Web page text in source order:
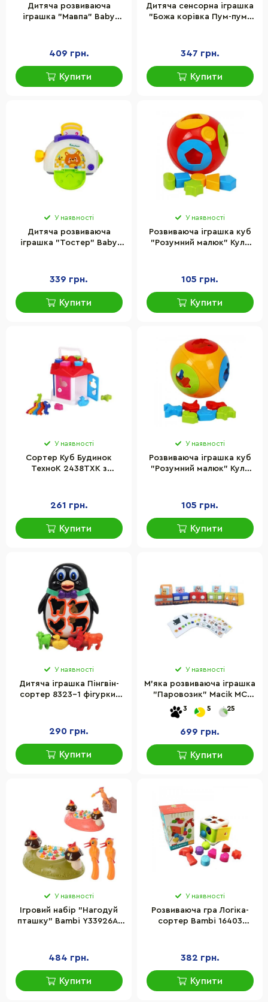
Дитяча розвиваюча
іграшка "Мавпа" Baby
409 грн.
Купити
Дитяча сенсорна іграшка
"Божа корівка Пум-пум"
347 грн.
Купити
У наявності
Дитяча розвиваюча
іграшка "Тостер" Baby
339 грн.
Купити
У наявності
Розвиваюча іграшка куб
"Розумний малюк" Куля
105 грн.
Купити
У наявності
Сортер Куб Будинок
ТехноК 2438TXK з
261 грн.
Купити
У наявності
Розвиваюча іграшка куб
"Розумний малюк" Куля
105 грн.
Купити
У наявності
Дитяча іграшка Пінгвін-
сортер 8323-1 фігурки-
290 грн.
Купити
У наявності
М'яка розвиваюча іграшка
"Паровозик" Macik МС
090602-08
3 5 25
699 грн.
Купити
У наявності
Ігровий набір "Нагодуй
пташку" Bambi Y33926A-
484 грн.
Купити
У наявності
Розвиваюча гра Логіка-
сортер Bambi 16403
382 грн.
Купити